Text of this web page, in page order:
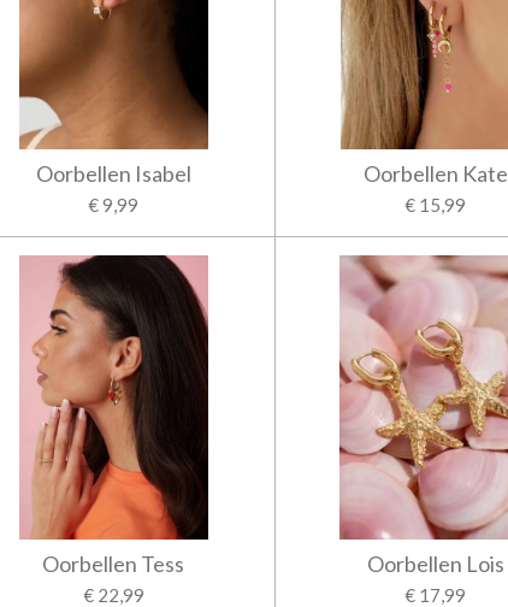
Oorbellen Isabel
€ 9,99
Oorbellen Kate
€ 15,99
Oorbellen Tess
€ 22,99
Oorbellen Lois
€ 17,99